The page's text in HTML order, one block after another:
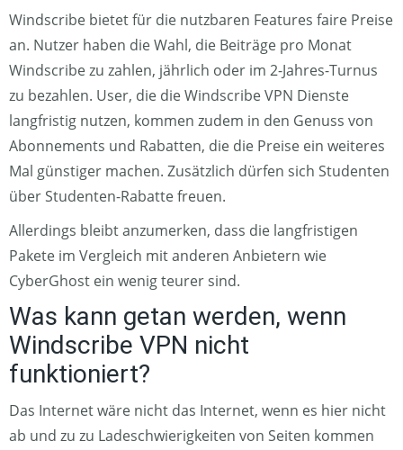
Windscribe bietet für die nutzbaren Features faire Preise
an. Nutzer haben die Wahl, die Beiträge pro Monat
Windscribe zu zahlen, jährlich oder im 2-Jahres-Turnus
zu bezahlen. User, die die Windscribe VPN Dienste
langfristig nutzen, kommen zudem in den Genuss von
Abonnements und Rabatten, die die Preise ein weiteres
Mal günstiger machen. Zusätzlich dürfen sich Studenten
über Studenten-Rabatte freuen.
Allerdings bleibt anzumerken, dass die langfristigen
Pakete im Vergleich mit anderen Anbietern wie
CyberGhost ein wenig teurer sind.
Was kann getan werden, wenn
Windscribe VPN nicht
funktioniert?
Das Internet wäre nicht das Internet, wenn es hier nicht
ab und zu zu Ladeschwierigkeiten von Seiten kommen